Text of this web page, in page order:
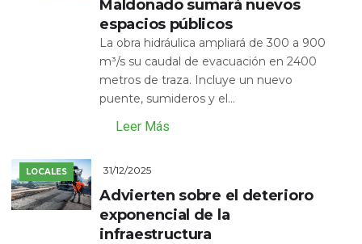
Maldonado sumará nuevos
espacios públicos
La obra hidráulica ampliará de 300 a 900
m³/s su caudal de evacuación en 2400
metros de traza. Incluye un nuevo
puente, sumideros y el...
Leer Más
LOCALES 31/12/2025
Advierten sobre el deterioro
exponencial de la
infraestructura